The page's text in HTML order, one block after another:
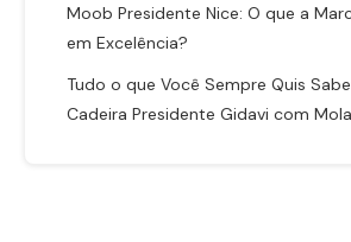
Moob Presidente Nice: O que a
em Excelência?
Tudo o que Você Sempre Quis
Cadeira Presidente Gidavi com